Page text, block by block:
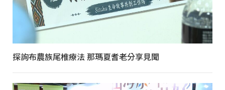
探詢布農族尾椎療法 那瑪夏耆老分享見聞